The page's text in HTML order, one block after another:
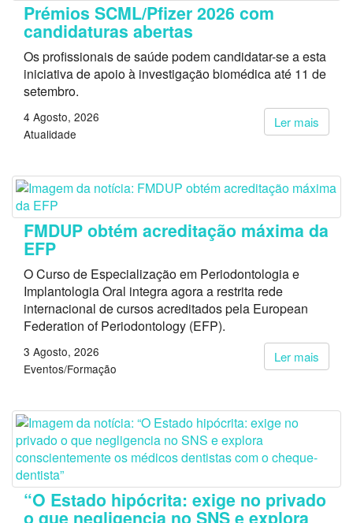
Prémios SCML/Pfizer 2026 com
candidaturas abertas
Os profissionais de saúde podem candidatar-se a esta
iniciativa de apoio à investigação biomédica até 11 de
setembro.
Ler mais
4 Agosto, 2026
Atualidade
FMDUP obtém acreditação máxima da
EFP
O Curso de Especialização em Periodontologia e
Implantologia Oral integra agora a restrita rede
internacional de cursos acreditados pela European
Federation of Periodontology (EFP).
Ler mais
3 Agosto, 2026
Eventos/Formação
“O Estado hipócrita: exige no privado
o que negligencia no SNS e explora